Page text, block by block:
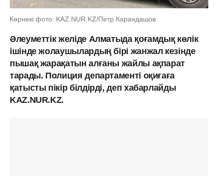
Көрнекі фото: KAZ.NUR.KZ/Петр Карандашов
Әлеуметтік желіде Алматыда қоғамдық көлік
ішінде жолаушылардың бірі жанжал кезінде
пышақ жарақатын алғаны жайлы ақпарат
тарады. Полиция департаменті оқиғаға
қатысты пікір білдірді, деп хабарлайды
KAZ.NUR.KZ.